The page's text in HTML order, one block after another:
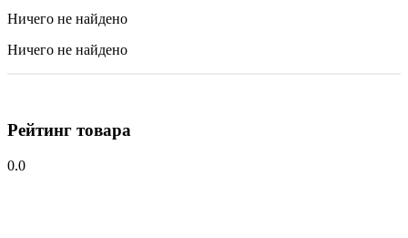
Ничего не найдено
Ничего не найдено
Рейтинг товара
0.0